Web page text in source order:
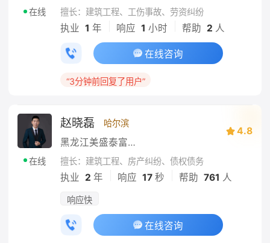
在线 擅长：建筑工程、工伤事故、劳资纠纷
执业 1 年 响应 1 小时 帮助 2 人
在线咨询
“3分钟前回复了用户”
在线
赵晓磊 哈尔滨
黑龙江美盛泰富律师事务所
4.8
擅长：建筑工程、房产纠纷、债权债务
执业 2 年 响应 17秒 帮助 761 人
响应快
在线咨询